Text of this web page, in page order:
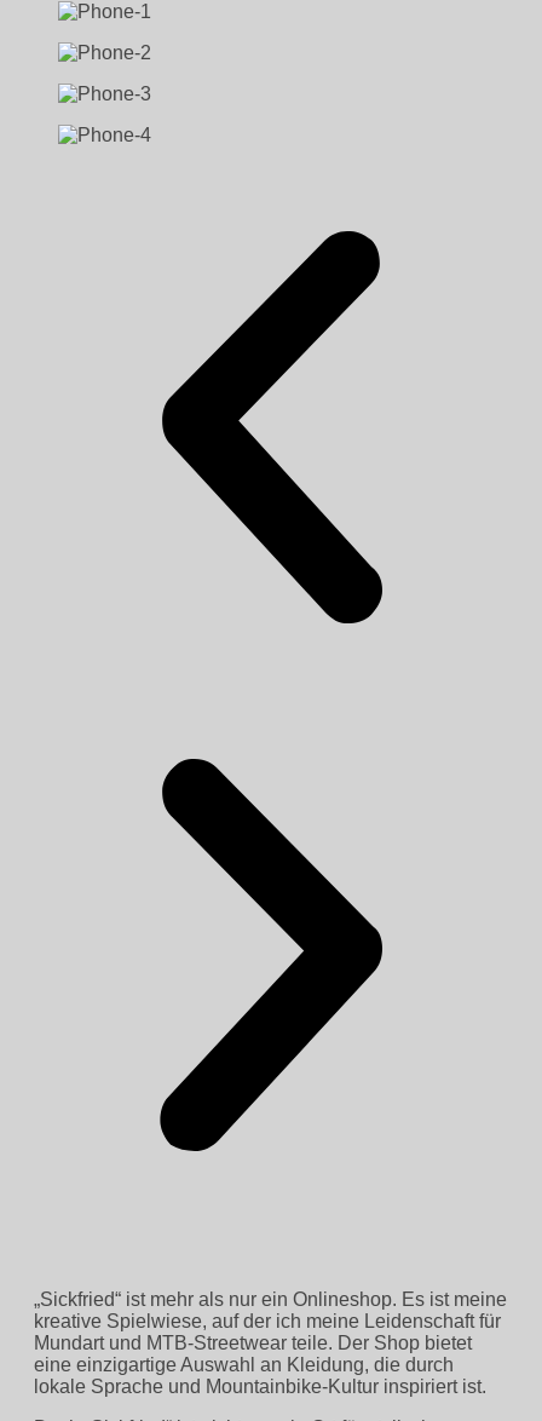
„Sickfried“ ist mehr als nur ein Onlineshop. Es ist meine
kreative Spielwiese, auf der ich meine Leidenschaft für
Mundart und MTB-Streetwear teile. Der Shop bietet
eine einzigartige Auswahl an Kleidung, die durch
lokale Sprache und Mountainbike-Kultur inspiriert ist.